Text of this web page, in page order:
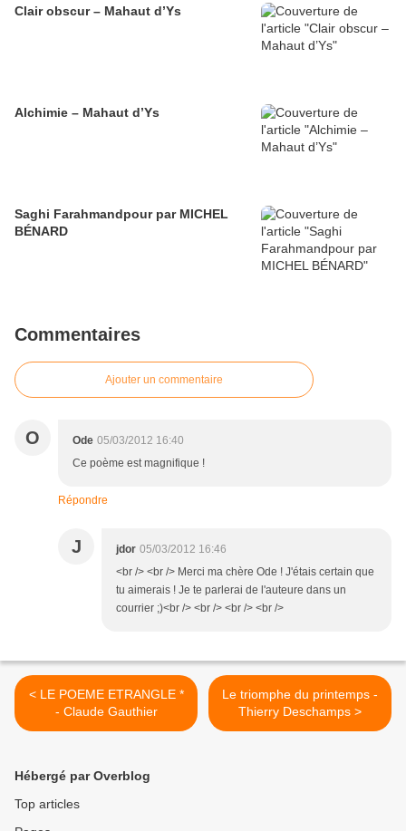
Clair obscur – Mahaut d’Ys
Alchimie – Mahaut d’Ys
Saghi Farahmandpour par MICHEL
BÉNARD
Commentaires
Ajouter un commentaire
O Ode 05/03/2012 16:40
Ce poème est magnifique !
Répondre
J jdor 05/03/2012 16:46
<br /> <br /> Merci ma chère Ode ! J'étais certain que
tu aimerais ! Je te parlerai de l'auteure dans un
courrier ;)<br /> <br /> <br /> <br />
< LE POEME ETRANGLE *
- Claude Gauthier
Le triomphe du printemps -
Thierry Deschamps >
Hébergé par Overblog
Top articles